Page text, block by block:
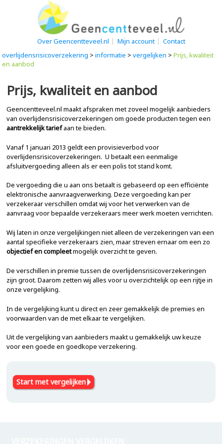
Over Geencentteveel.nl Mijn account
Contact
overlijdensrisicoverzekering >informatie >vergelijken >Prijs, kwaliteit
en aanbod
Prijs, kwaliteit en aanbod
Geencentteveel.nl maakt afspraken met zoveel mogelijk aanbieders
van overlijdensrisicoverzekeringen om goede producten tegen een
aantrekkelijk tariefaan te bieden.
Vanaf 1 januari 2013 geldt een provisieverbod voor
overlijdensrisicoverzekeringen. U betaalt een eenmalige
afsluitvergoeding alleen als er een polis tot stand komt.
De vergoeding die u aan ons betaalt is gebaseerd op een efficiënte
elektronische aanvraagverwerking. Deze vergoeding kan per
verzekeraar verschillen omdat wij voor het verwerken van de
aanvraag voor bepaalde verzekeraars meer werk moeten verrichten.
Wij laten in onze vergelijkingen niet alleen de verzekeringen van een
aantal specifieke verzekeraars zien, maar streven ernaar om een zo
objectief en compleetmogelijk overzicht te geven.
De verschillen in premie tussen de overlijdensrisicoverzekeringen
zijn groot. Daarom zetten wij alles voor u overzichtelijk op een rijtje in
onze vergelijking.
In de vergelijking kunt u direct en zeer gemakkelijk de premies en
voorwaarden van de met elkaar te vergelijken.
Uit de vergelijking van aanbieders maakt u gemakkelijk uw keuze
voor een goede en goedkope verzekering.
Start met vergelijken